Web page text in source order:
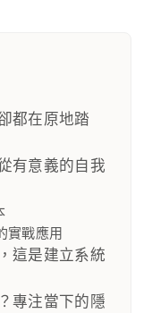
都在原地踏
有意義的自我
實戰應用
這是建立系統
專注當下的隱